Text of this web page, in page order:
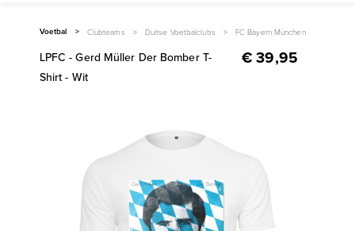
Voetbal > Clubteams > Duitse Voetbalclubs > FC Bayern München
LPFC - Gerd Müller Der Bomber T-
Shirt - Wit
€ 39,95